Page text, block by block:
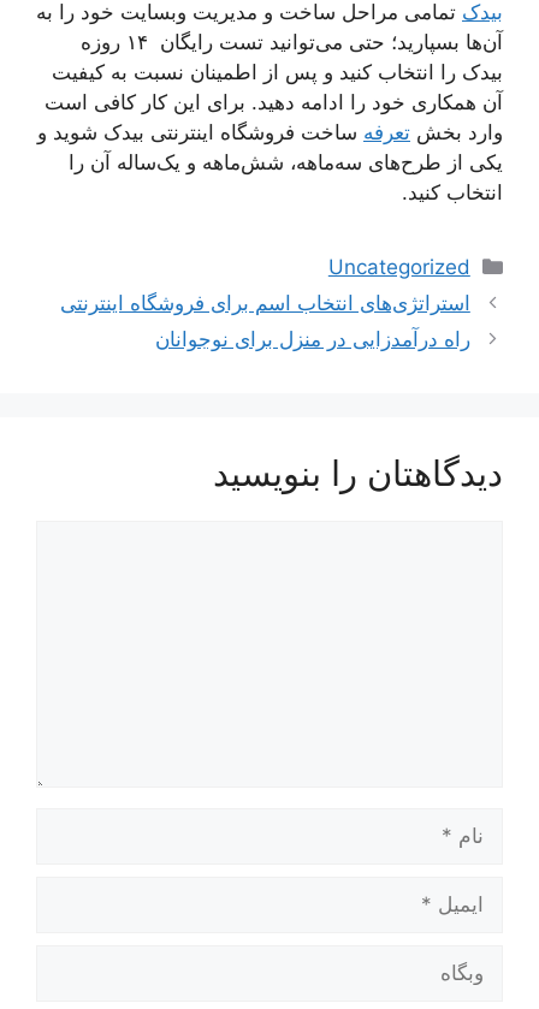
بیدک تمامی مراحل ساخت و مدیریت وبسایت خود را به
آن‌ها بسپارید؛ حتی می‌توانید تست رایگان ۱۴ روزه
بیدک را انتخاب کنید و پس از اطمینان نسبت به کیفیت
آن همکاری خود را ادامه دهید. برای این کار کافی است
وارد بخش تعرفه ساخت فروشگاه اینترنتی بیدک شوید و
یکی از طرح‌های سه‌ماهه، شش‌ماهه و یک‌ساله آن را
انتخاب کنید.
دسته‌ها
Uncategorized
ناوبری
نوشته‌ها
استراتژی‌های انتخاب اسم برای فروشگاه اینترنتی
راه درآمدزایی در منزل برای نوجوانان
دیدگاهتان را بنویسید
وبگاه